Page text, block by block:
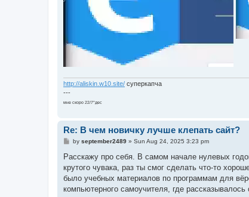
http://aliskin.w10.site/ суперкапча
---
мне скоро 22/7*дес
Re: В чем новичку лучше клепать сайт?
P
s
by september2489» Sun Aug 24, 2025 3:23 pm
Расскажу про себя. В самом начале нулевых
крутого чувака, раз ты смог сделать что-то
было учебных материалов по программам для
компьютерного самоучителя, где